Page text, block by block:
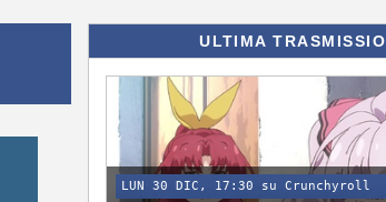
ULTIMA
LUN 30 DIC, 17:30 su Crunchyroll